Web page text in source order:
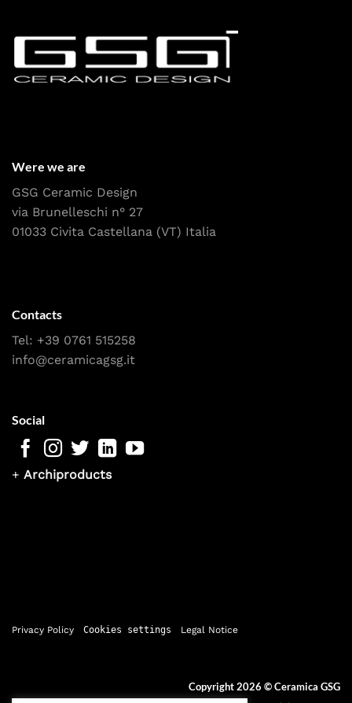
Were we are
GSG Ceramic Design
via Brunelleschi n° 27
01033 Civita Castellana (VT) Italia
Contacts
Tel: +39 0761 515258
info@ceramicagsg.it
Social
+ Archiproducts
Privacy Policy Cookies settings Legal Notice
Copyright 2026 ©Ceramica GSG